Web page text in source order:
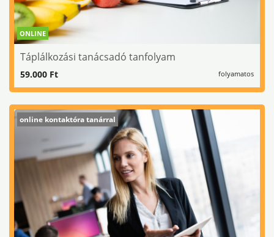
ONLINE
Táplálkozási tanácsadó tanfolyam
folyamatos
59.000 Ft
online kontaktóra tanárral